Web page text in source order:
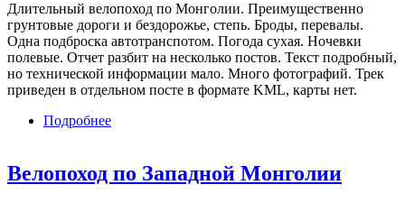
Длительный велопоход по Монголии. Преимущественно
грунтовые дороги и бездорожье, степь. Броды, перевалы.
Одна подброска автотранспотом. Погода сухая. Ночевки
полевые. Отчет разбит на несколько постов. Текст подробный,
но технической информации мало. Много фотографий. Трек
приведен в отдельном посте в формате KML, карты нет.
Подробнее
Велопоход по Западной Монголии